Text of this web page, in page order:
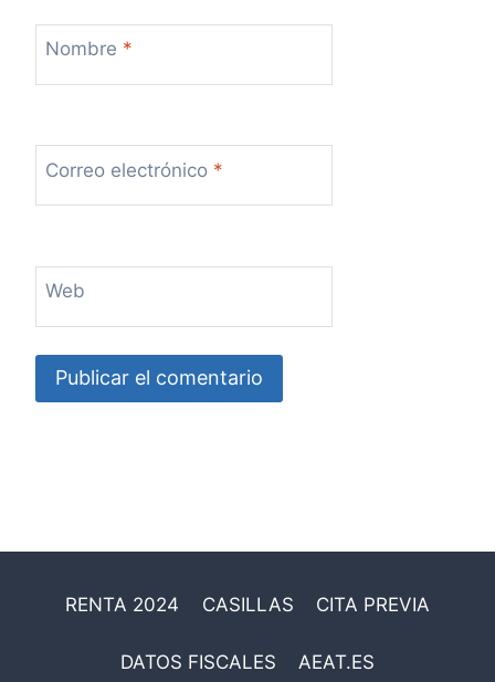
Nombre *
Correo electrónico *
Web
RENTA 2024 CASILLAS CITA PREVIA
DATOS FISCALES AEAT.ES